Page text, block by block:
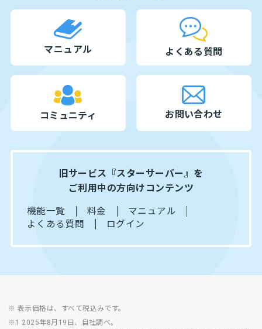
マニュアル よくある質問
コミュニティ お問い合わせ
旧サービス『スターサーバー』を
ご利用中の方向けコンテンツ
機能一覧 料金
マニュアル
よくある質問
ログイン
※ 表示価格は、すべて税込みです。
※1 2025年8月19日、自社調べ。